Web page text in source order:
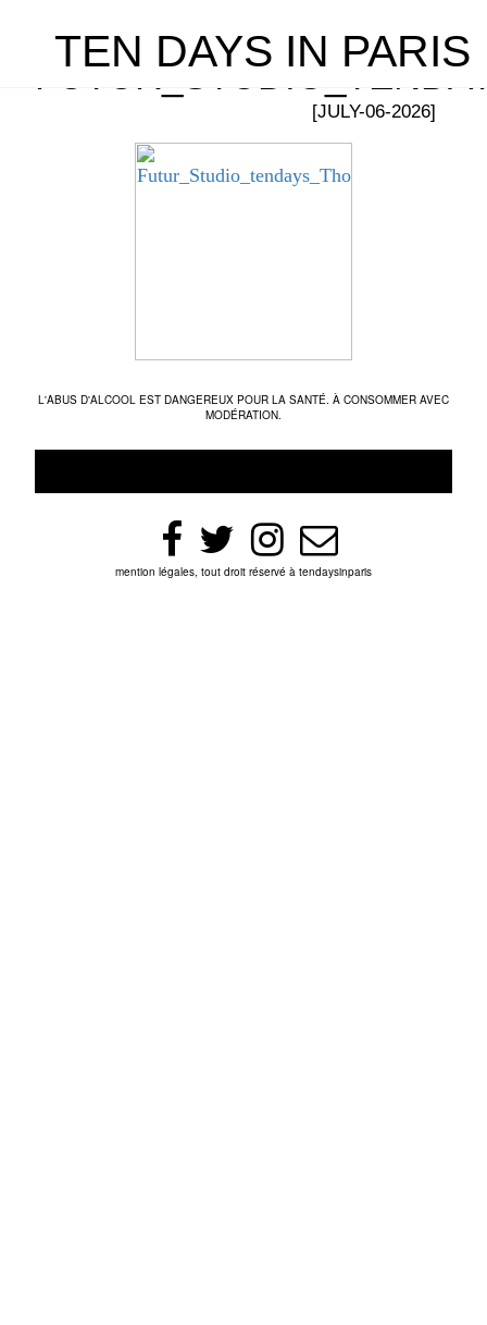
TEN DAYS IN PARIS
[JULY-06-2026]
L'ABUS D'ALCOOL EST DANGEREUX POUR LA SANTÉ. À CONSOMMER AVEC
MODÉRATION.
mention légales, tout droit réservé à tendaysinparis